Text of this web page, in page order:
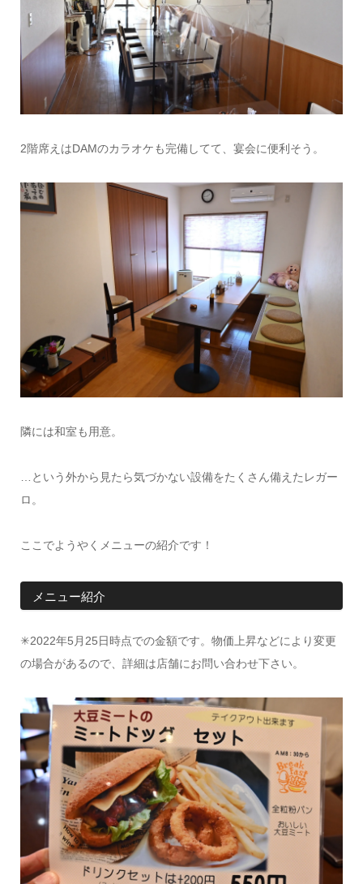
2階席えはDAMのカラオケも完備してて、宴会に便利そう。
隣には和室も用意。
…という外から見たら気づかない設備をたくさん備えたレガー
ロ。
ここでようやくメニューの紹介です！
メニュー紹介
✳︎2022年5月25日時点での金額です。物価上昇などにより変更
の場合があるので、詳細は店舗にお問い合わせ下さい。